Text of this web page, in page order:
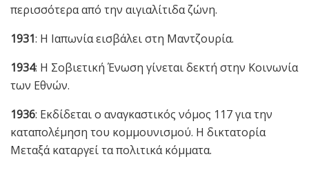
περισσότερα από την αιγιαλίτιδα ζώνη.
1931: Η Ιαπωνία εισβάλει στη Μαντζουρία.
1934: Η Σοβιετική Ένωση γίνεται δεκτή στην Κοινωνία
των Εθνών.
1936: Εκδίδεται ο αναγκαστικός νόμος 117 για την
καταπολέμηση του κομμουνισμού. Η δικτατορία
Μεταξά καταργεί τα πολιτικά κόμματα.